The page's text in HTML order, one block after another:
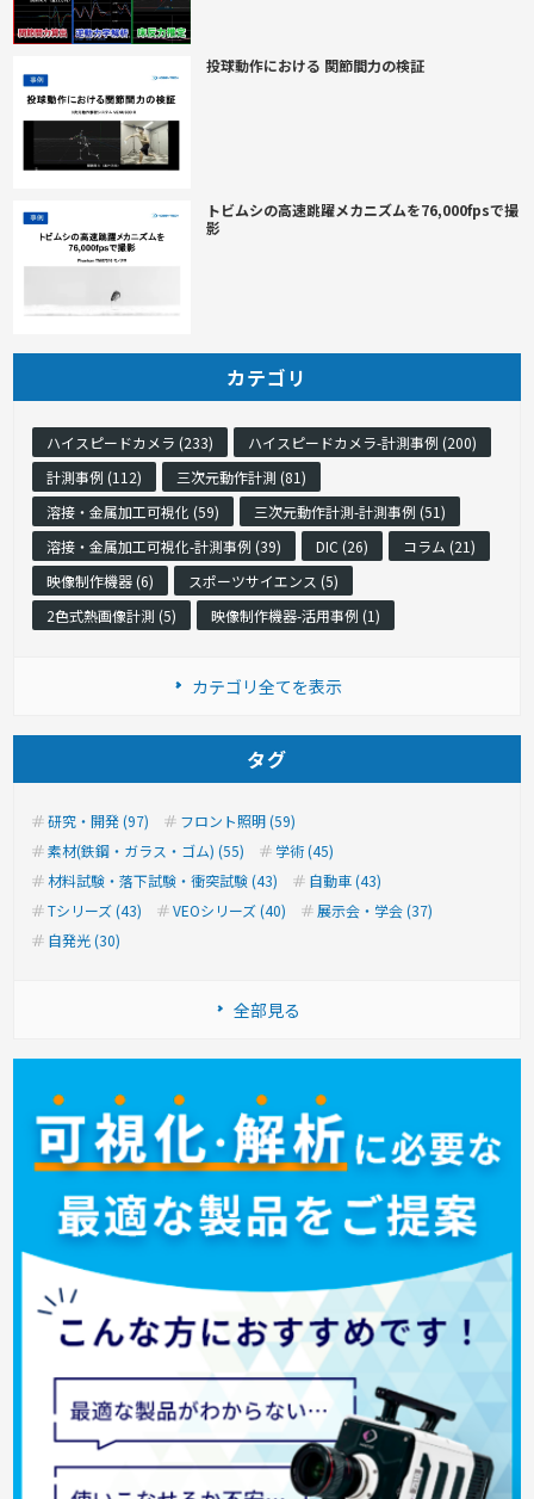
投球動作における 関節間力の検証
トビムシの高速跳躍メカニズムを76,000fpsで撮
影
カテゴリ
ハイスピードカメラ (233)
ハイスピードカメラ-計測事例 (200)
計測事例 (112)
三次元動作計測 (81)
溶接・金属加工可視化 (59)
三次元動作計測-計測事例 (51)
溶接・金属加工可視化-計測事例 (39)
DIC (26)
コラム (21)
映像制作機器 (6)
スポーツサイエンス (5)
2色式熱画像計測 (5)
映像制作機器-活用事例 (1)
カテゴリ全てを表示
タグ
研究・開発 (97)
フロント照明 (59)
素材(鉄鋼・ガラス・ゴム) (55)
学術 (45)
材料試験・落下試験・衝突試験 (43)
自動車 (43)
Tシリーズ (43)
VEOシリーズ (40)
展示会・学会 (37)
自発光 (30)
全部見る